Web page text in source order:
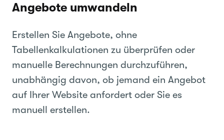
Angebote umwandeln
Erstellen Sie Angebote, ohne
Tabellenkalkulationen zu überprüfen oder
manuelle Berechnungen durchzuführen,
unabhängig davon, ob jemand ein Angebot
auf Ihrer Website anfordert oder Sie es
manuell erstellen.